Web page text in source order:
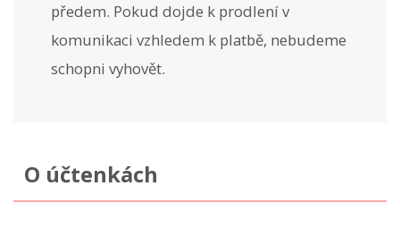
předem. Pokud dojde k prodlení v
komunikaci vzhledem k platbě, nebudeme
schopni vyhovět.
O účtenkách